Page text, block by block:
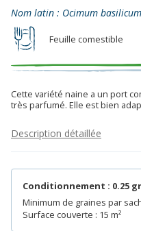
Nom latin : Ocimum
Feuille comestible
Cette variété naine a un port
très parfumé. Elle est bien
Description détaillée
Conditionnement : 0.25
Minimum de graines par
Surface couverte : 15 m²